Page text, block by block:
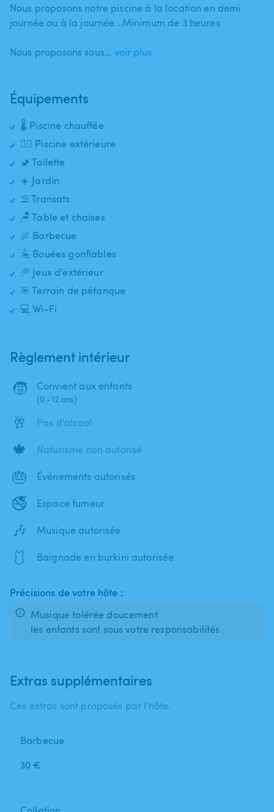
Nous proposons notre piscine à la location en demi
journée ou à la journée . Minimum de 3 heures
Nous proposons sous… voir plus
Équipements
🌡️ Piscine chauffée
🏊‍♂️ Piscine extérieure
🚽 Toilette
☀️ Jardin
⛱️ Transats
🪑 Table et chaises
🍖 Barbecue
🤽 Bouées gonflables
🥏 Jeux d'extérieur
🎯 Terrain de pétanque
💻 Wi-Fi
Règlement intérieur
🧒 Convient aux enfants
(0 - 12 ans)
🥂 Pas d'alcool
🍁 Naturisme non autorisé
🎂 Événements autorisés
🚭 Espace fumeur
🎶 Musique autorisée
🩱 Baignade en burkini autorisée
Précisions de votre hôte :
Musique tolérée doucement
les enfants sont sous votre responsabilités
Extras supplémentaires
Ces extras sont proposés par l'hôte.
Barbecue
30 €